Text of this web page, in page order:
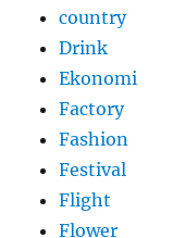
country
Drink
Ekonomi
Factory
Fashion
Festival
Flight
Flower